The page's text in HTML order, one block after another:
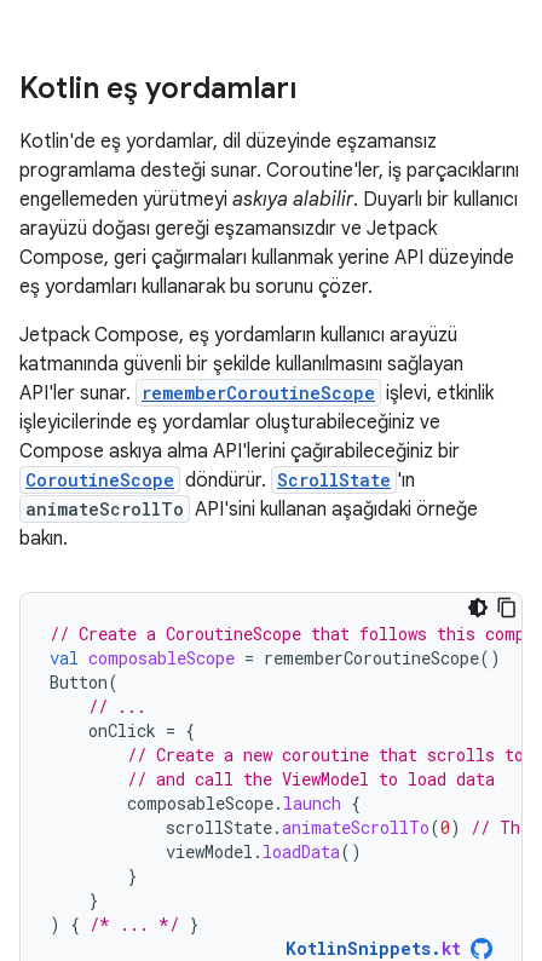
Kotlin eş yordamları
Kotlin'de eş yordamlar, dil düzeyinde eşzamansız
programlama desteği sunar. Coroutine'ler, iş parçacıklarını
engellemeden yürütmeyi askıya alabilir. Duyarlı bir kullanıcı
arayüzü doğası gereği eşzamansızdır ve Jetpack
Compose, geri çağırmaları kullanmak yerine API düzeyinde
eş yordamları kullanarak bu sorunu çözer.
Jetpack Compose, eş yordamların kullanıcı arayüzü
katmanında güvenli bir şekilde kullanılmasını sağlayan
API'ler sunar.
rememberCoroutineScope işlevi, etkinlik
işleyicilerinde eş yordamlar oluşturabileceğiniz ve
Compose askıya alma API'lerini çağırabileceğiniz bir
CoroutineScope döndürür. ScrollState 'ın
animateScrollTo API'sini kullanan aşağıdaki örneğe
bakın.
// Create a CoroutineScope that follows this
val composableScope = rememberCoroutineScope()
Button(
// ...
onClick = {
// Create a new coroutine that scrolls
// and call the ViewModel to load data
composableScope. launch {
scrollState.animateScrollTo(0)
// This
viewModel . loadData()
}
}
)
{ /* ... */ }
KotlinSnippets. kt